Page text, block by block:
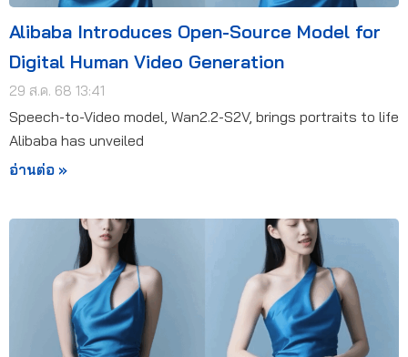
Alibaba Introduces Open-Source Model for
Digital Human Video Generation
29 ส.ค. 68 13:41
Speech-to-Video model, Wan2.2-S2V, brings portraits to life
Alibaba has unveiled
อ่านต่อ »